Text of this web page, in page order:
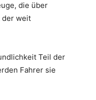
die über
der weit
Teil der
Fahrer sie